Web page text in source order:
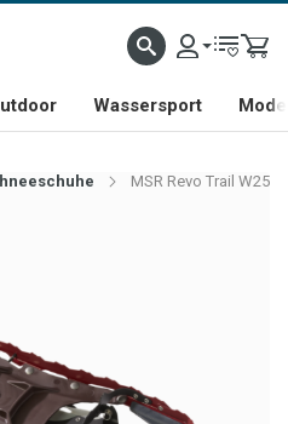
Wassersport
MSR Revo Trail W25